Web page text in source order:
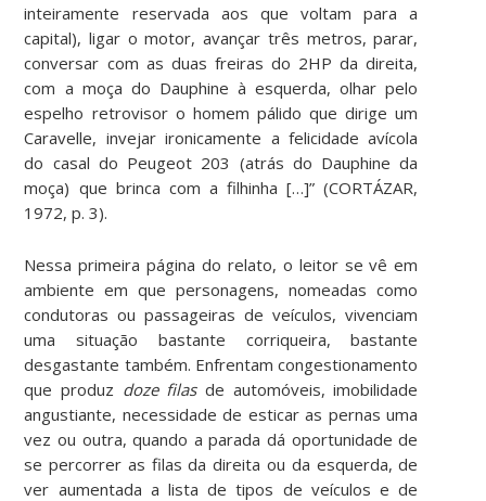
inteiramente reservada aos que voltam para a
capital), ligar o motor, avançar três metros, parar,
conversar com as duas freiras do 2HP da direita,
com a moça do Dauphine à esquerda, olhar pelo
espelho retrovisor o homem pálido que dirige um
Caravelle, invejar ironicamente a felicidade avícola
do casal do Peugeot 203 (atrás do Dauphine da
moça) que brinca com a filhinha […]” (CORTÁZAR,
1972, p. 3).
Nessa primeira página do relato, o leitor se vê em
ambiente em que personagens, nomeadas como
condutoras ou passageiras de veículos, vivenciam
uma situação bastante corriqueira, bastante
desgastante também. Enfrentam congestionamento
que produz doze filas de automóveis, imobilidade
angustiante, necessidade de esticar as pernas uma
vez ou outra, quando a parada dá oportunidade de
se percorrer as filas da direita ou da esquerda, de
ver aumentada a lista de tipos de veículos e de